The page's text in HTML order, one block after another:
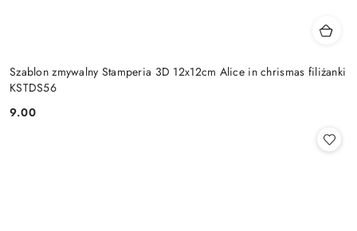
Szablon zmywalny Stamperia 3D 12x12cm Alice in chrismas filiżanki
KSTDS56
Cena:
9.00